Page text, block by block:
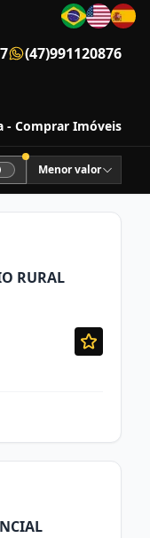
(47)991120876
- Comprar Imóveis
Menor valor
RURAL